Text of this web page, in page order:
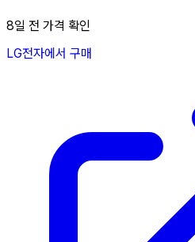
8일 전 가격 확인
LG전자에서 구매